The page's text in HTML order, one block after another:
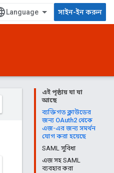
সাইন-ইন করুন
এই পৃষ্ঠায় যা যা
আছে
ব্যক্তিগত ক্লাউডের
জন্য OAuth2 থেকে
এজ-এর জন্য সমর্থন
যোগ করা হয়েছে
SAML সুবিধা
এজ সহ SAML
ব্যবহার করা